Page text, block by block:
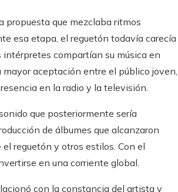
propuesta que mezclaba ritmos
esa etapa, el reguetón todavía carecía
compartían su música en
aceptación entre el público joven,
en la radio y la televisión.
que posteriormente sería
de álbumes que alcanzaron
reguetón y otros estilos. Con el
en una corriente global.
con la constancia del artista y